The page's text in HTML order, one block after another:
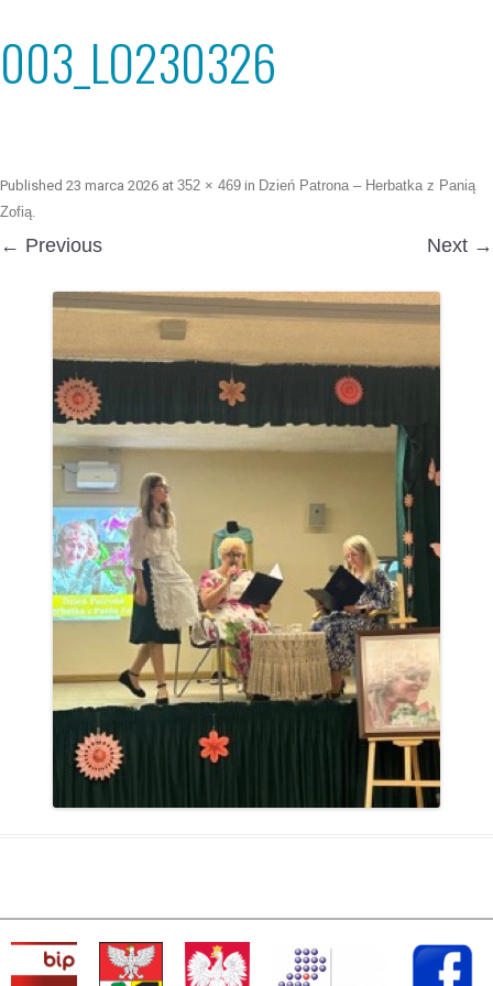
003_LO230326
Published 23 marca 2026 at 352 × 469 in Dzień Patrona – Herbatka z Panią
Zofią.
← Previous Next →